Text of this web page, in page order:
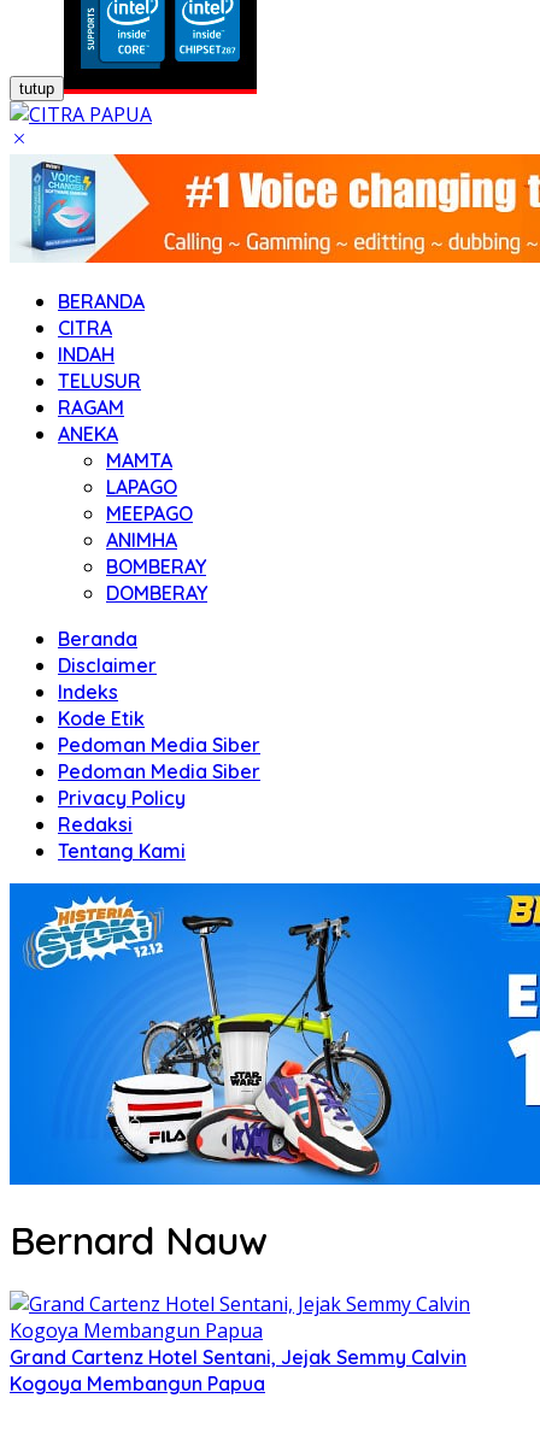
tutup
BERANDA
CITRA
INDAH
TELUSUR
RAGAM
ANEKA
MAMTA
LAPAGO
MEEPAGO
ANIMHA
BOMBERAY
DOMBERAY
Beranda
Disclaimer
Indeks
Kode Etik
Pedoman Media Siber
Pedoman Media Siber
Privacy Policy
Redaksi
Tentang Kami
Bernard Nauw
Grand Cartenz Hotel Sentani, Jejak Semmy Calvin
Kogoya Membangun Papua